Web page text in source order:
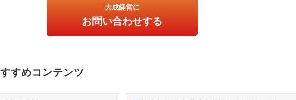
大成経営に
お問い合わせする
すめコンテンツ